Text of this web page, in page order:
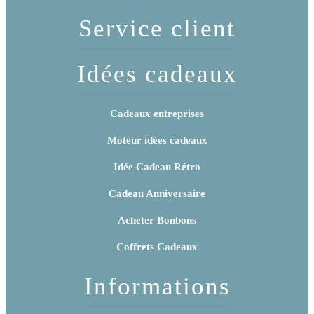
Service client
Idées cadeaux
Cadeaux entreprises
Moteur idées cadeaux
Idée Cadeau Rétro
Cadeau Anniversaire
Acheter Bonbons
Coffrets Cadeaux
Informations